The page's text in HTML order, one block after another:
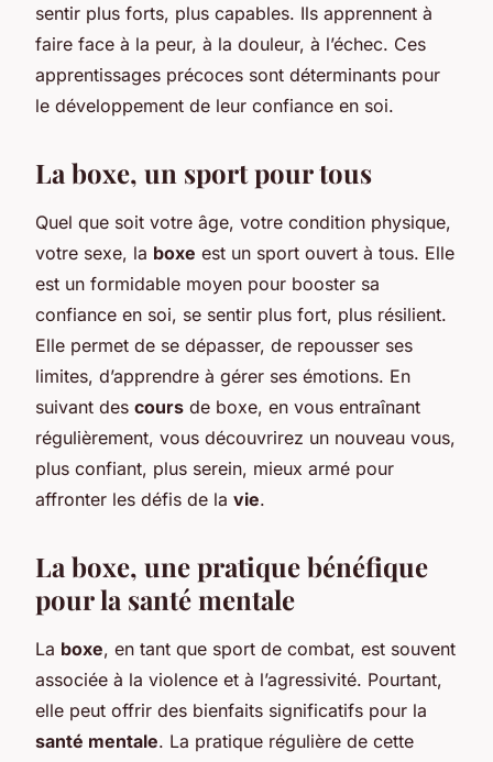
sentir plus forts, plus capables. Ils apprennent à
faire face à la peur, à la douleur, à l’échec. Ces
apprentissages précoces sont déterminants pour
le développement de leur confiance en soi.
La boxe, un sport pour tous
Quel que soit votre âge, votre condition physique,
votre sexe, la boxe est un sport ouvert à tous. Elle
est un formidable moyen pour booster sa
confiance en soi, se sentir plus fort, plus résilient.
Elle permet de se dépasser, de repousser ses
limites, d’apprendre à gérer ses émotions. En
suivant des cours de boxe, en vous entraînant
régulièrement, vous découvrirez un nouveau vous,
plus confiant, plus serein, mieux armé pour
affronter les défis de la vie.
La boxe, une pratique bénéfique
pour la santé mentale
La boxe, en tant que sport de combat, est souvent
associée à la violence et à l’agressivité. Pourtant,
elle peut offrir des bienfaits significatifs pour la
santé mentale. La pratique régulière de cette